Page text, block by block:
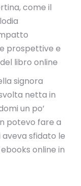
come il
prospettive e
libro online
signora
netta in
un po’
potevo fare a
aveva sfidato le
online in